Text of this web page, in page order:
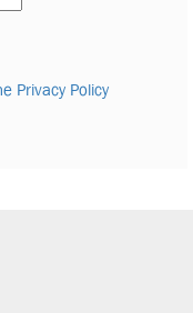
Privacy Policy